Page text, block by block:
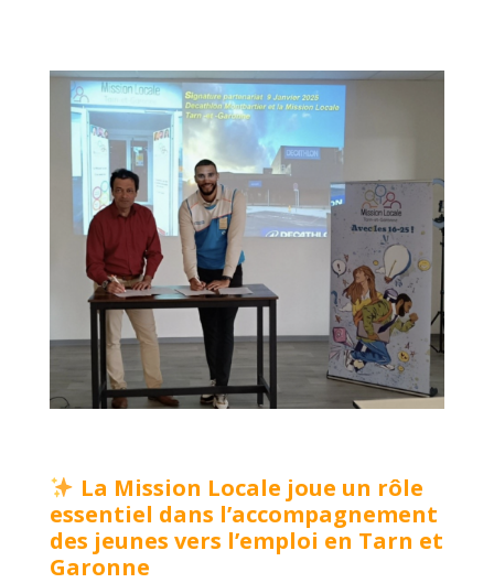
La Mission Locale joue un rôle
essentiel dans l’accompagnement
des jeunes vers l’emploi en Tarn et
Garonne